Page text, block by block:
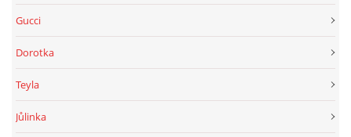
Gucci
Dorotka
Teyla
Jůlinka